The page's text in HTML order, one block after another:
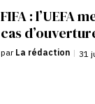
FIFA : l’UEFA
cas
par La rédaction | 31